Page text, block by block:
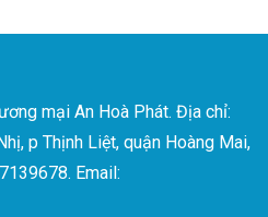
mại An Hoà Phát. Địa chỉ:
p Thịnh Liệt, quận Hoàng Mai,
Email: